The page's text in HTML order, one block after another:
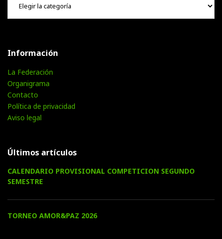
Información
La Federación
Organigrama
Contacto
Política de privacidad
Aviso legal
Últimos artículos
CALENDARIO PROVISIONAL COMPETICION SEGUNDO
SEMESTRE
TORNEO AMOR&PAZ 2026